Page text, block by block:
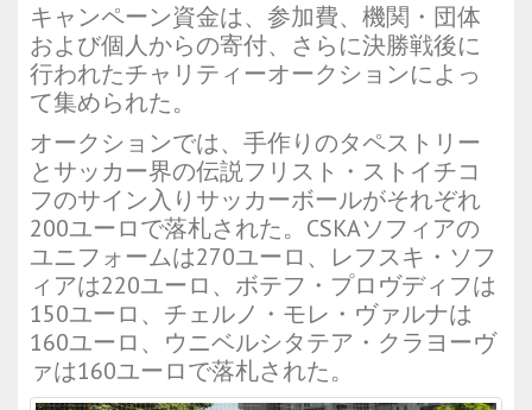
キャンペーン資金は、参加費、機関・団体
および個人からの寄付、さらに決勝戦後に
行われたチャリティーオークションによっ
て集められた。
オークションでは、手作りのタペストリー
とサッカー界の伝説フリスト・ストイチコ
フのサイン入りサッカーボールがそれぞれ
200ユーロで落札された。CSKAソフィアの
ユニフォームは270ユーロ、レフスキ・ソフ
ィアは220ユーロ、ボテフ・プロヴディフは
150ユーロ、チェルノ・モレ・ヴァルナは
160ユーロ、ウニベルシタテア・クラヨーヴ
ァは160ユーロで落札された。